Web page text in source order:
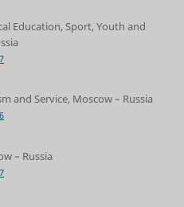
Education, Sport, Youth and
and Service, Moscow – Russia
– Russia